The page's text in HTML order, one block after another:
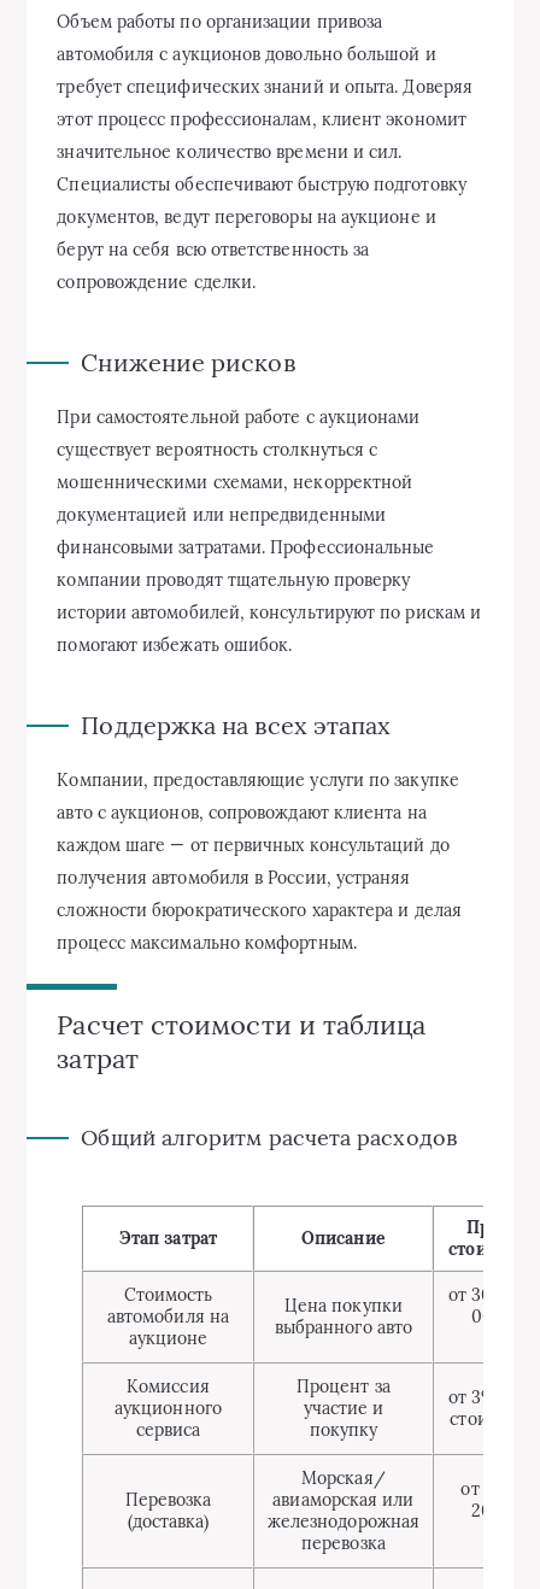
Объем работы по организации привоза
автомобиля с аукционов довольно большой и
требует специфических знаний и опыта. Доверяя
этот процесс профессионалам, клиент экономит
значительное количество времени и сил.
Специалисты обеспечивают быструю подготовку
документов, ведут переговоры на аукционе и
берут на себя всю ответственность за
сопровождение сделки.
Снижение рисков
При самостоятельной работе с аукционами
существует вероятность столкнуться с
мошенническими схемами, некорректной
документацией или непредвиденными
финансовыми затратами. Профессиональные
компании проводят тщательную проверку
истории автомобилей, консультируют по рискам и
помогают избежать ошибок.
Поддержка на всех этапах
Компании, предоставляющие услуги по закупке
авто с аукционов, сопровождают клиента на
каждом шаге — от первичных консультаций до
получения автомобиля в России, устраняя
сложности бюрократического характера и делая
процесс максимально комфортным.
Расчет стоимости и таблица
затрат
Общий алгоритм расчета расходов
Этап затрат Описание
Стоимость
автомобиля на
аукционе
Цена покупки
выбранного авто
от 300
000
Комиссия
аукционного
сервиса
Процент за
участие и
покупку
от 3% до
стоимости
Перевозка
(доставка)
Морская/
авиаморская или
железнодорожная
перевозка
от 50
200